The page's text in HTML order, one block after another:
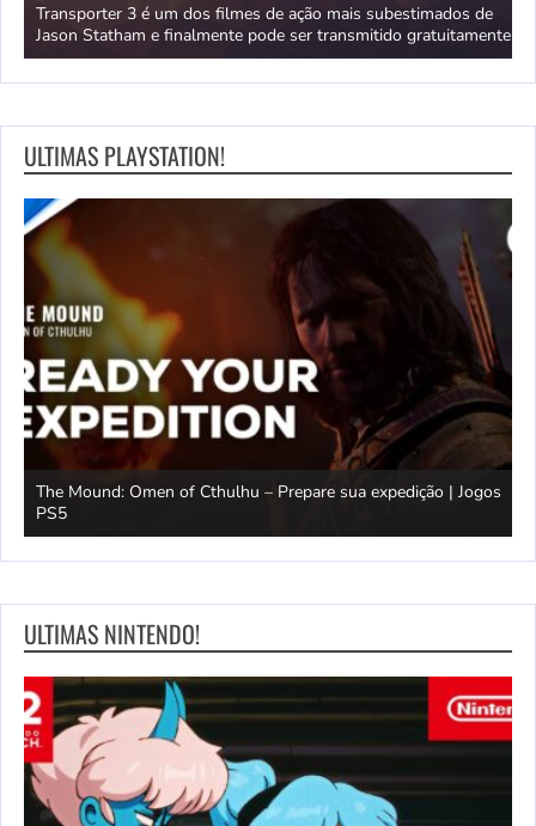
Transporter 3 é um dos filmes de ação mais subestimados de
Jason Statham e finalmente pode ser transmitido gratuitamente
ULTIMAS PLAYSTATION!
The Mound: Omen of Cthulhu – Prepare sua expedição | Jogos
PS5
ULTIMAS NINTENDO!